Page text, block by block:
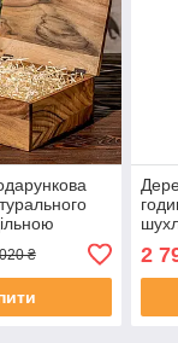
- 208x180x77
₴ 2